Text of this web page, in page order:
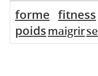
forme fitness
poidsmaigrirse